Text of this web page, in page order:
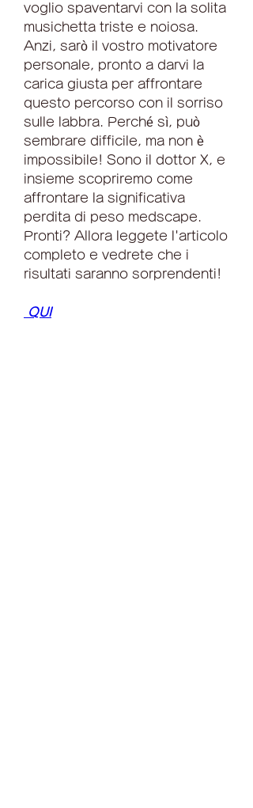
voglio spaventarvi con la solita
musichetta triste e noiosa.
Anzi, sarò il vostro motivatore
personale, pronto a darvi la
carica giusta per affrontare
questo percorso con il sorriso
sulle labbra. Perché sì, può
sembrare difficile, ma non è
impossibile! Sono il dottor X, e
insieme scopriremo come
affrontare la significativa
perdita di peso medscape.
Pronti? Allora leggete l'articolo
completo e vedrete che i
risultati saranno sorprendenti!
QUI